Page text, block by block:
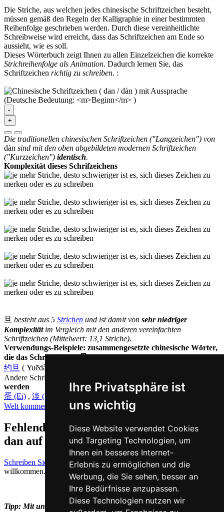
Ihre Privatsphäre ist
uns wichtig
Diese Website verwendet Cookies
und Targeting Technologien, um
Ihnen ein besseres Internet-
Erlebnis zu ermöglichen und die
Werbung, die Sie sehen, besser an
Ihre Bedürfnisse anzupassen.
Diese Technologien nutzen wir
Die Striche, aus welchen jedes chinesische Schriftzeichen besteht,
müssen gemäß den Regeln der Kalligraphie in einer bestimmten
Reihenfolge geschrieben werden. Durch diese vereinheitlichte
Schreibweise wird erreicht, dass das Schriftzeichen am Ende so
aussieht, wie es soll.
Dieses Wörterbuch zeigt Ihnen zu allen Einzelzeichen die korrekte
Strichreihenfolge als Animation. Dadurch lernen Sie, das
Schriftzeichen richtig zu schreiben. :
-
+
Die traditionellen chinesischen Schriftzeichen ("Langzeichen") von
dàn sind mit den oben abgebildeten modernen Schriftzeichen
("Kurzzeichen") identisch.
Komplexität dieses Schrifzeichens
旦 besteht aus 5 Strichen und ist damit von sehr niedriger
Komplexitätim Vergleich mit den anderen vereinfachten
Schriftzeichen (Mittelwert: 13,1 Striche).
Verwendungs-Beispiele: zusammengesetzte chinesische Wörter,
die das Schriftzeichen 旦 ( dan / dàn ) enthalten
约旦 ( Yuēdàn = Jordan )
Andere Schriftzeichen, die auf Chinesisch
werden
蛋 (Ei) , 淡 (geschmacklos) 弹 (Geschoss)
Welt kommen, meist auf Menschen bezogen)
Fehlende oder falsche Übersetzung für
dan auf Deutsch melden
Schreiben Sie uns!
Ihr Feedback und konstruktive Kritik sind stets
willkommen.
Tipp: Mit unseren Chinesisch-Vokabelkartenkönnen Sie sich